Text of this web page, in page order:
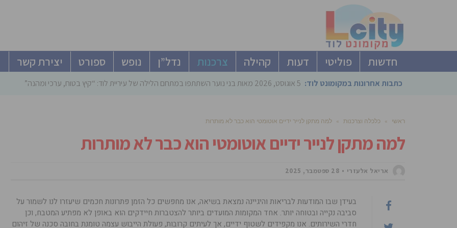
חדשות פוליטי דעות קהילה צרכנות נדל”ן נופש ספורט יצירת קשר
כתבות אחרונות במקומונט לוד: 5 אוגוסט, 2026 מאות בני נוער השתתפו במתחם הלילה של עיריית לוד: “קיץ בטוח, ערכי ומהנה”
ראשי » כלכלה וצרכנות » למה מתקן לנייר ידיים אוטומטי הוא כבר לא מותרות
למה מתקן לנייר ידיים אוטומטי הוא כבר לא מותרות
אריאל אלעזרי 28 ספטמבר, 2025
בעידן שבו המודעות לבריאות והיגיינה נמצאת בשיאה, אנו מחפשים כל הזמן פתרונות חכמים שיעזרו לנו לשמור על
סביבה נקייה ובטוחה יותר. אחד המקומות המועדים ביותר להצטברות חיידקים הוא באופן לא מפתיע המטבח, וכן
חדרי השירותים. אנו מקפידים לשטוף ידיים, אך לעיתים קרובות, פעולת הייבוש עצמה טומנת בחובה סכנה של זיהום